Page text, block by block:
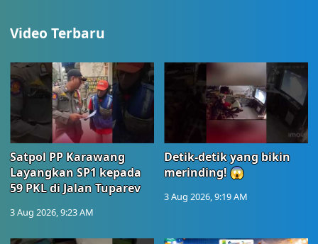
Video Terbaru
Satpol PP Karawang
Layangkan SP1 kepada
59 PKL di Jalan Tuparev
3 Aug 2026, 9:23 AM
Detik-detik yang bikin
merinding! 😱
3 Aug 2026, 9:19 AM